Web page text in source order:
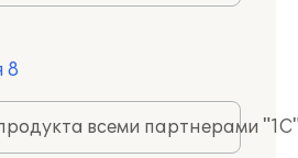
8
всеми партнерами